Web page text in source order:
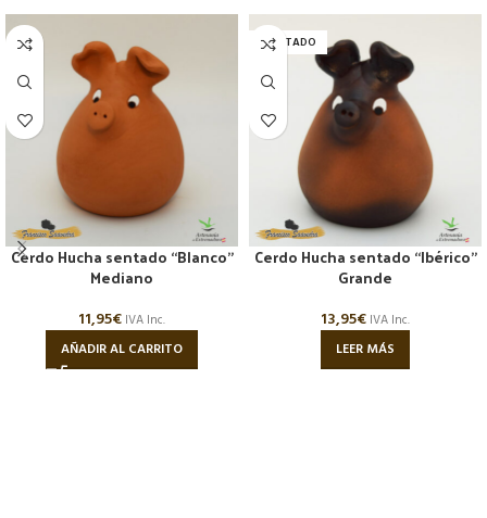
Cerdo Hucha sentado “Blanco”
Mediano
11,95€ IVA Inc.
AÑADIR AL CARRITO
AGOTADO
Cerdo Hucha sentado “Ibérico”
Grande
13,95€ IVA Inc.
LEER MÁS